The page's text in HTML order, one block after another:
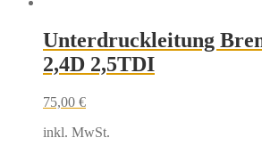
Unterdruckleitung
2,4D 2,5TDI
75,00 €
inkl. MwSt.